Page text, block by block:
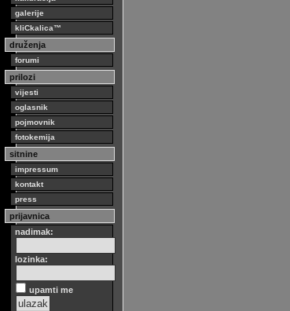
galerije
kliCkalica™
druženja
forumi
prilozi
vijesti
oglasnik
pojmovnik
fotokemija
sitnine
impressum
kontakt
press
prijavnica
nadimak:
lozinka:
upamti me